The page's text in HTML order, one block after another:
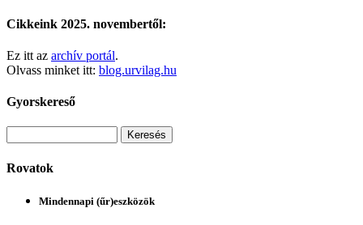
Cikkeink 2025. novembertől:
Ez itt az archív portál.
Olvass minket itt: blog.urvilag.hu
Gyorskereső
Rovatok
Mindennapi (űr)eszközök